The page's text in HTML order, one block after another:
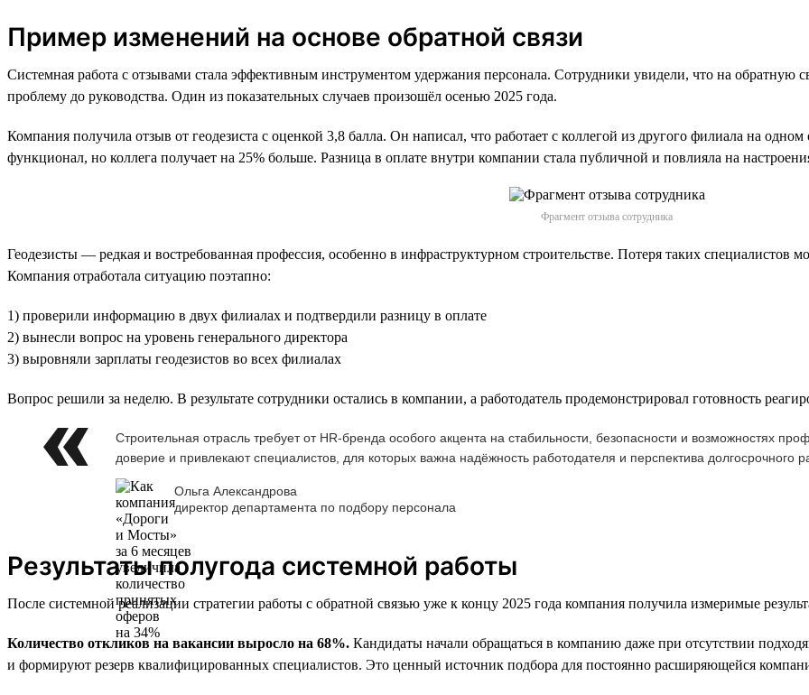
Пример изменений на основе обратной связи
Системная работа с отзывами стала эффективным инструментом удержания персонала. Сотрудники увидели, что на обратную
проблему до руководства. Один из показательных случаев произошёл осенью 2025 года.
Компания получила отзыв от геодезиста с оценкой 3,8 балла. Он написал, что работает с коллегой из другого филиала на
функционал, но коллега получает на 25% больше. Разница в оплате внутри компании стала публичной и повлияла на
Фрагмент отзыва сотрудника
Геодезисты — редкая и востребованная профессия, особенно в инфраструктурном строительстве. Потеря таких специалистов
Компания отработала ситуацию поэтапно:
1) проверили информацию в двух филиалах и подтвердили разницу в оплате
2) вынесли вопрос на уровень генерального директора
3) выровняли зарплаты геодезистов во всех филиалах
Вопрос решили за неделю. В результате сотрудники остались в компании, а работодатель продемонстрировал готовность
Строительная отрасль требует от HR-бренда особого акцента на стабильности, безопасности и возможностях
доверие и привлекают специалистов, для которых важна надёжность работодателя и перспектива долгосрочного
Ольга Александрова
директор департамента по подбору персонала
Результаты полугода системной работы
После системной реализации стратегии работы с обратной связью уже к концу 2025 года компания получила измеримые
Количество откликов на вакансии выросло на 68%. Кандидаты начали обращаться в компанию даже при отсутствии
и формируют резерв квалифицированных специалистов. Это ценный источник подбора для постоянно расширяющейся